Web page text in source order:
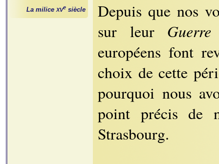
La milice XVe siècle
Depuis que nos
sur leur
européens font
choix de cette
pourquoi nous
point précis de
Strasbourg.